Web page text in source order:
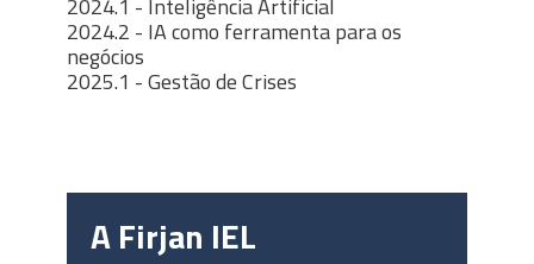
2024.1 - Inteligência Artificial
2024.2 - IA como ferramenta para os
negócios
2025.1 - Gestão de Crises
A Firjan IEL